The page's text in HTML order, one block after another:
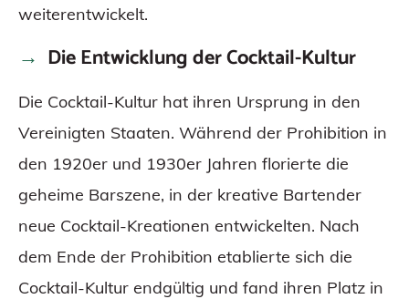
weiterentwickelt.
Die Entwicklung der Cocktail-Kultur
Die Cocktail-Kultur hat ihren Ursprung in den
Vereinigten Staaten. Während der Prohibition in
den 1920er und 1930er Jahren florierte die
geheime Barszene, in der kreative Bartender
neue Cocktail-Kreationen entwickelten. Nach
dem Ende der Prohibition etablierte sich die
Cocktail-Kultur endgültig und fand ihren Platz in